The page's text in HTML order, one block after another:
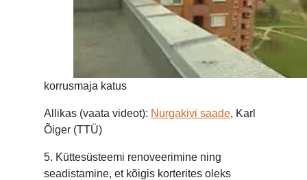
korrusmaja katus
Allikas (vaata videot): Nurgakivi saade, Karl
Õiger (TTÜ)
5. Küttesüsteemi renoveerimine ning
seadistamine, et kõigis korterites oleks